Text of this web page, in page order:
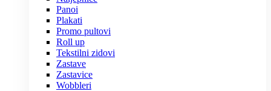
Panoi
Plakati
Promo pultovi
Roll up
Tekstilni zidovi
Zastave
Zastavice
Wobbleri